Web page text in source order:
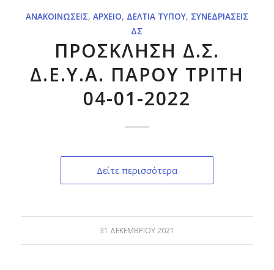
ΑΝΑΚΟΙΝΏΣΕΙΣ, ΑΡΧΕΊΟ, ΔΕΛΤΊΑ ΤΎΠΟΥ, ΣΥΝΕΔΡΙΆΣΕΙΣ
ΔΣ
ΠΡΟΣΚΛΗΣΗ Δ.Σ.
Δ.Ε.Υ.Α. ΠΑΡΟΥ ΤΡΙΤΗ
04-01-2022
Δείτε περισσότερα
31 ΔΕΚΕΜΒΡΊΟΥ 2021